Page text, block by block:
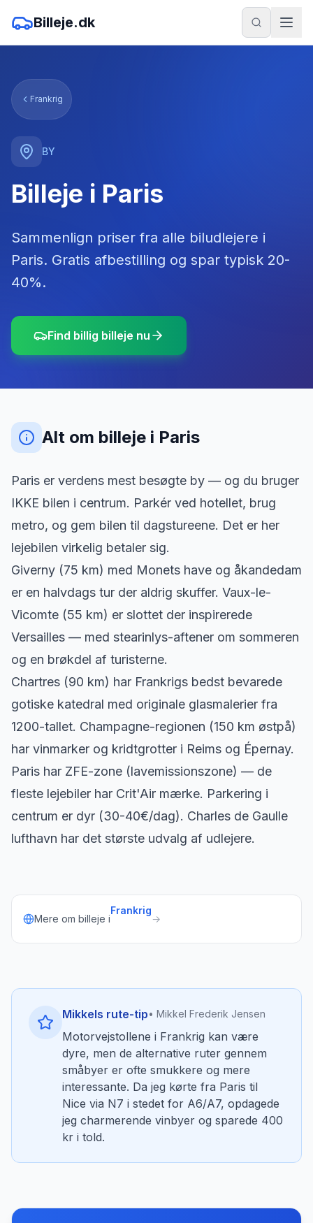
Billeje.dk
Frankrig
BY
Billeje i Paris
Sammenlign priser fra alle biludlejere i
Paris. Gratis afbestilling og spar typisk 20-
40%.
Find billig billeje nu
Alt om billeje i Paris
Paris er verdens mest besøgte by — og du bruger
IKKE bilen i centrum. Parkér ved hotellet, brug
metro, og gem bilen til dagstureene. Det er her
lejebilen virkelig betaler sig.
Giverny (75 km) med Monets have og åkandedam
er en halvdags tur der aldrig skuffer. Vaux-le-
Vicomte (55 km) er slottet der inspirerede
Versailles — med stearinlys-aftener om sommeren
og en brøkdel af turisterne.
Chartres (90 km) har Frankrigs bedst bevarede
gotiske katedral med originale glasmalerier fra
1200-tallet. Champagne-regionen (150 km østpå)
har vinmarker og kridtgrotter i Reims og Épernay.
Paris har ZFE-zone (lavemissionszone) — de
fleste lejebiler har Crit'Air mærke. Parkering i
centrum er dyr (30-40€/dag). Charles de Gaulle
lufthavn har det største udvalg af udlejere.
Mere om billeje i
Frankrig
→
Mikkels rute-tip• Mikkel Frederik Jensen
Motorvejstollene i Frankrig kan være
dyre, men de alternative ruter gennem
småbyer er ofte smukkere og mere
interessante. Da jeg kørte fra Paris til
Nice via N7 i stedet for A6/A7, opdagede
jeg charmerende vinbyer og sparede 400
kr i told.